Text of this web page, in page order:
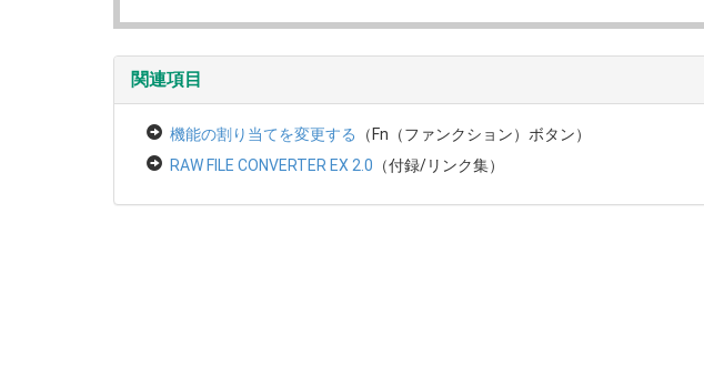
関連項目
機能の割り当てを変更する
（Fn（ファンクション）ボタン）
RAW FILE CONVERTER EX 2.0 （付録/リンク集）